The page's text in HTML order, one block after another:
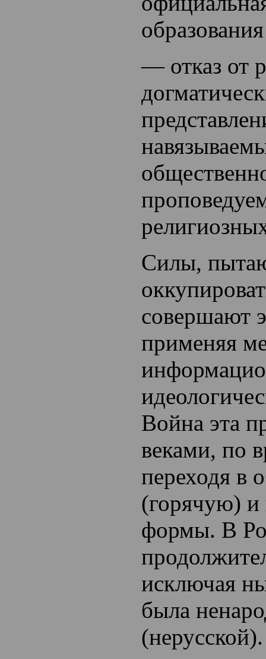
— отказ от
Силы,
совершают
применяя
Война эта
веками, по
переходя в
(горячую) и
формы. В
исключая
была
(нерусской).